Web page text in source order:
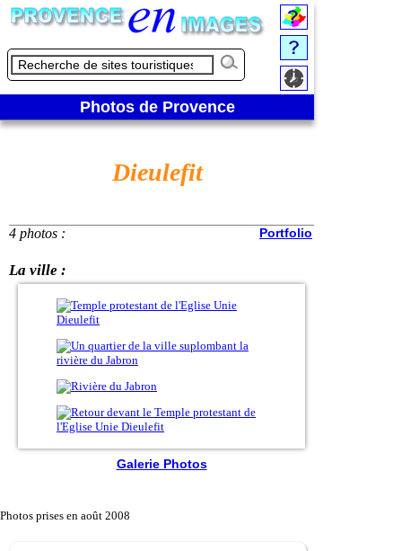
Photos de Provence
Dieulefit
4 photos : Portfolio
La ville :
Galerie Photos
Photos prises en août 2008